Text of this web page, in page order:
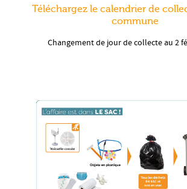
Téléchargez le calendrier de
commune
Changement de jour de collecte au 2